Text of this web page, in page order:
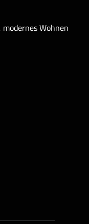
Wohnen